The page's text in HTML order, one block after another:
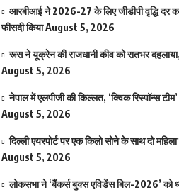
आरबीआई ने 2026-27 के लिए जीडीपी वृद्धि दर
फीसदी कियाAugust 5, 2026
रूस ने यूक्रेन की राजधानी कीव को रातभर
August 5, 2026
नेपाल में एलपीजी की किल्लत, ‘क्विक रिस्पॉन्स
August 5, 2026
दिल्ली एयरपोर्ट पर एक किलो सोने के साथ दो
August 5, 2026
लोकसभा ने ‘बैंकर्स बुक्स एविडेंस बिल-2026’ को